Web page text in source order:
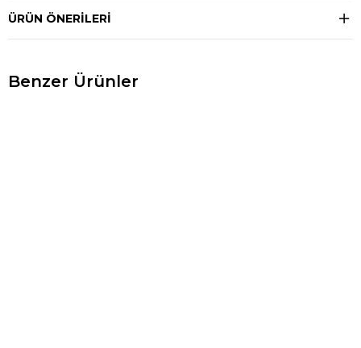
ÜRÜN ÖNERILERI
Benzer Ürünler